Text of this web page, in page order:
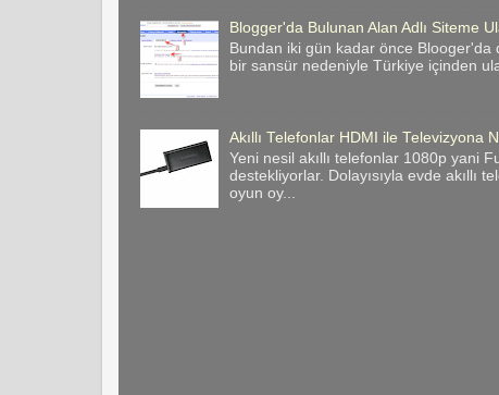
Blogger'da Bulunan Alan Adlı Siteme
Bundan iki gün kadar önce Blooger'da
bir sansür nedeniyle Türkiye içinden
Akıllı Telefonlar HDMI ile Televizyona
Yeni nesil akıllı telefonlar 1080p yani
destekliyorlar. Dolayısıyla evde akıllı
oyun oy...